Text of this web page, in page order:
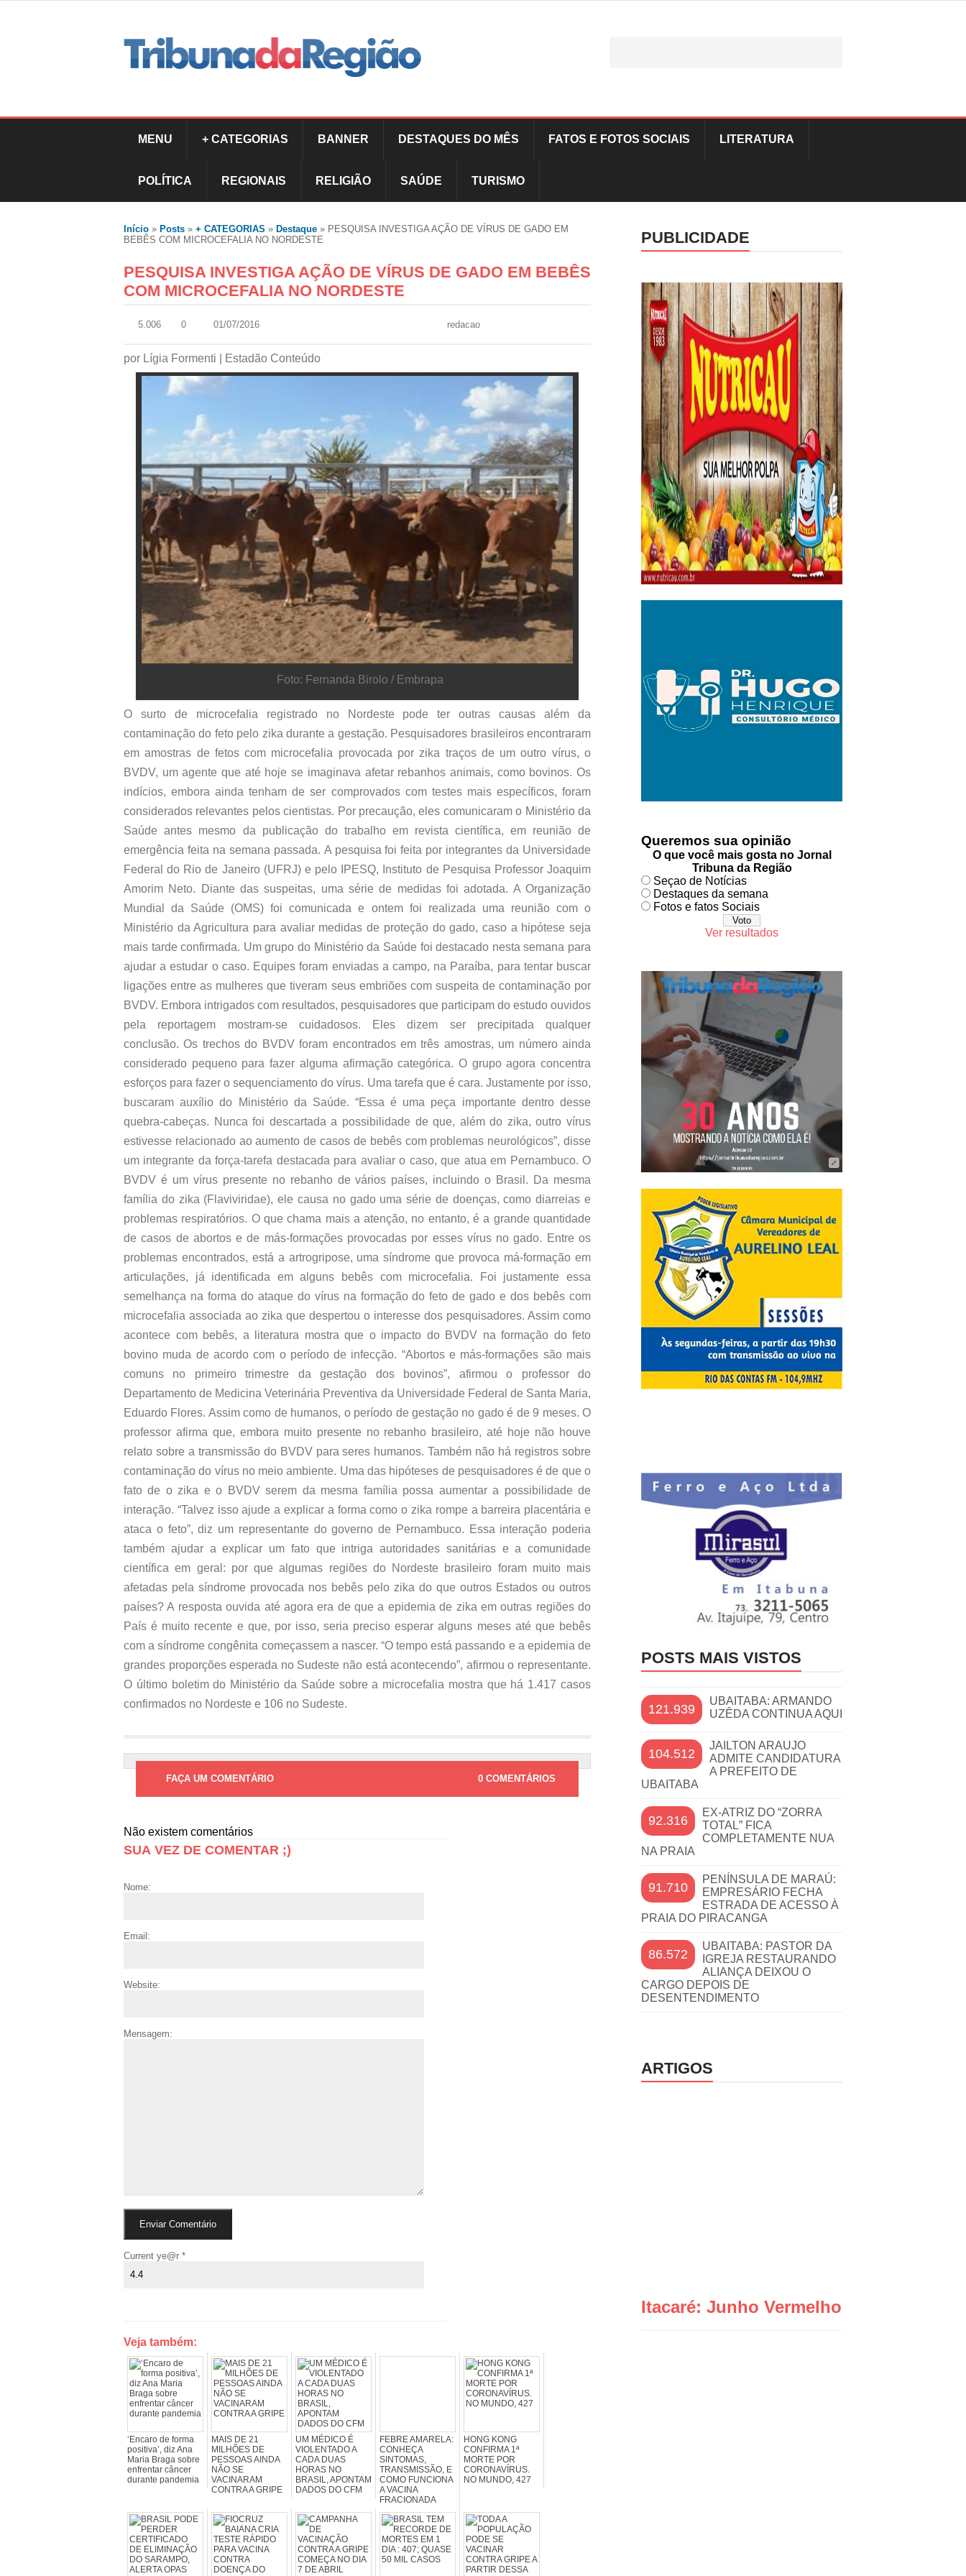
MENU + CATEGORIAS BANNER DESTAQUES DO MÊS FATOS E FOTOS SOCIAIS LITERATURA
POLÍTICA REGIONAIS RELIGIÃO SAÚDE TURISMO
Início » Posts » + CATEGORIAS » Destaque » PESQUISA INVESTIGA AÇÃO DE VÍRUS DE GADO EM
BEBÊS COM MICROCEFALIA NO NORDESTE
PESQUISA INVESTIGA AÇÃO DE VÍRUS DE GADO EM BEBÊS
COM MICROCEFALIA NO NORDESTE
5.006 0 01/07/2016 redacao
por Lígia Formenti | Estadão Conteúdo
Foto: Fernanda Birolo / Embrapa
O surto de microcefalia registrado no Nordeste pode ter outras causas além da
contaminação do feto pelo zika durante a gestação. Pesquisadores brasileiros encontraram
em amostras de fetos com microcefalia provocada por zika traços de um outro vírus, o
BVDV, um agente que até hoje se imaginava afetar rebanhos animais, como bovinos. Os
indícios, embora ainda tenham de ser comprovados com testes mais específicos, foram
considerados relevantes pelos cientistas. Por precaução, eles comunicaram o Ministério da
Saúde antes mesmo da publicação do trabalho em revista científica, em reunião de
emergência feita na semana passada. A pesquisa foi feita por integrantes da Universidade
Federal do Rio de Janeiro (UFRJ) e pelo IPESQ, Instituto de Pesquisa Professor Joaquim
Amorim Neto. Diante das suspeitas, uma série de medidas foi adotada. A Organização
Mundial da Saúde (OMS) foi comunicada e ontem foi realizada uma reunião com o
Ministério da Agricultura para avaliar medidas de proteção do gado, caso a hipótese seja
mais tarde confirmada. Um grupo do Ministério da Saúde foi destacado nesta semana para
ajudar a estudar o caso. Equipes foram enviadas a campo, na Paraíba, para tentar buscar
ligações entre as mulheres que tiveram seus embriões com suspeita de contaminação por
BVDV. Embora intrigados com resultados, pesquisadores que participam do estudo ouvidos
pela reportagem mostram-se cuidadosos. Eles dizem ser precipitada qualquer
conclusão. Os trechos do BVDV foram encontrados em três amostras, um número ainda
considerado pequeno para fazer alguma afirmação categórica. O grupo agora concentra
esforços para fazer o sequenciamento do vírus. Uma tarefa que é cara. Justamente por isso,
buscaram auxílio do Ministério da Saúde. “Essa é uma peça importante dentro desse
quebra-cabeças. Nunca foi descartada a possibilidade de que, além do zika, outro vírus
estivesse relacionado ao aumento de casos de bebês com problemas neurológicos”, disse
um integrante da força-tarefa destacada para avaliar o caso, que atua em Pernambuco. O
BVDV é um vírus presente no rebanho de vários países, incluindo o Brasil. Da mesma
família do zika (Flaviviridae), ele causa no gado uma série de doenças, como diarreias e
problemas respiratórios. O que chama mais a atenção, no entanto, é a grande quantidade
de casos de abortos e de más-formações provocadas por esses vírus no gado. Entre os
problemas encontrados, está a artrogripose, uma síndrome que provoca má-formação em
articulações, já identificada em alguns bebês com microcefalia. Foi justamente essa
semelhança na forma do ataque do vírus na formação do feto de gado e dos bebês com
microcefalia associada ao zika que despertou o interesse dos pesquisadores. Assim como
acontece com bebês, a literatura mostra que o impacto do BVDV na formação do feto
bovino muda de acordo com o período de infecção. “Abortos e más-formações são mais
comuns no primeiro trimestre da gestação dos bovinos”, afirmou o professor do
Departamento de Medicina Veterinária Preventiva da Universidade Federal de Santa Maria,
Eduardo Flores. Assim como de humanos, o período de gestação no gado é de 9 meses. O
professor afirma que, embora muito presente no rebanho brasileiro, até hoje não houve
relato sobre a transmissão do BVDV para seres humanos. Também não há registros sobre
contaminação do vírus no meio ambiente. Uma das hipóteses de pesquisadores é de que o
fato de o zika e o BVDV serem da mesma família possa aumentar a possibilidade de
interação. “Talvez isso ajude a explicar a forma como o zika rompe a barreira placentária e
ataca o feto”, diz um representante do governo de Pernambuco. Essa interação poderia
também ajudar a explicar um fato que intriga autoridades sanitárias e a comunidade
científica em geral: por que algumas regiões do Nordeste brasileiro foram muito mais
afetadas pela síndrome provocada nos bebês pelo zika do que outros Estados ou outros
países? A resposta ouvida até agora era de que a epidemia de zika em outras regiões do
País é muito recente e que, por isso, seria preciso esperar alguns meses até que bebês
com a síndrome congênita começassem a nascer. “O tempo está passando e a epidemia de
grandes proporções esperada no Sudeste não está acontecendo”, afirmou o representante.
O último boletim do Ministério da Saúde sobre a microcefalia mostra que há 1.417 casos
confirmados no Nordeste e 106 no Sudeste.
FAÇA UM COMENTÁRIO 0 COMENTÁRIOS
Não existem comentários
SUA VEZ DE COMENTAR ;)
Nome:
Email:
Website:
Mensagem:
Current ye@r *
Veja também:
‘Encaro de forma
positiva’, diz Ana
Maria Braga sobre
enfrentar câncer
durante pandemia
MAIS DE 21
MILHÕES DE
PESSOAS AINDA
NÃO SE
VACINARAM
CONTRA A GRIPE
UM MÉDICO É
VIOLENTADO A
CADA DUAS
HORAS NO
BRASIL, APONTAM
DADOS DO CFM
FEBRE AMARELA:
CONHEÇA
SINTOMAS,
TRANSMISSÃO, E
COMO FUNCIONA
A VACINA
FRACIONADA
HONG KONG
CONFIRMA 1ª
MORTE POR
CORONAVÍRUS.
NO MUNDO, 427
PUBLICIDADE
Queremos sua opinião
O que você mais gosta no Jornal
Tribuna da Região
Seçao de Notícias
Destaques da semana
Fotos e fatos Sociais
Ver resultados
POSTS MAIS VISTOS
121.939
UBAITABA: ARMANDO
UZÊDA CONTINUA AQUI
104.512
JAILTON ARAUJO
ADMITE CANDIDATURA
A PREFEITO DE
UBAITABA
92.316
EX-ATRIZ DO “ZORRA
TOTAL” FICA
COMPLETAMENTE NUA
NA PRAIA
91.710
PENÍNSULA DE MARAÚ:
EMPRESÁRIO FECHA
ESTRADA DE ACESSO À
PRAIA DO PIRACANGA
86.572
UBAITABA: PASTOR DA
IGREJA RESTAURANDO
ALIANÇA DEIXOU O
CARGO DEPOIS DE
DESENTENDIMENTO
ARTIGOS
Itacaré: Junho Vermelho